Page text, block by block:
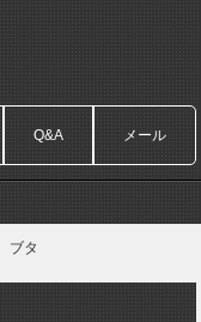
Q&A メール
ブタ